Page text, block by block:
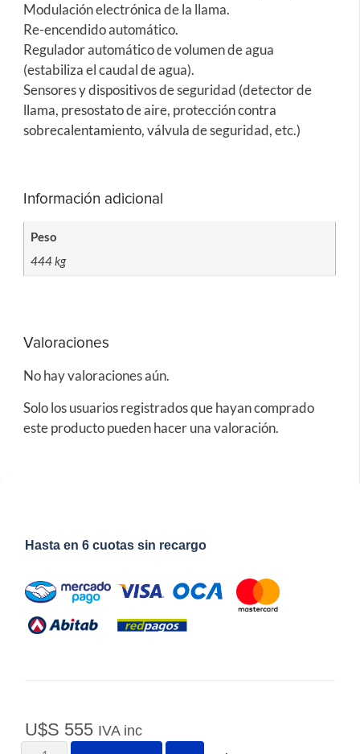
Modulación electrónica de la llama.
Re-encendido automático.
Regulador automático de volumen de agua
(estabiliza el caudal de agua).
Sensores y dispositivos de seguridad (detector de
llama, presostato de aire, protección contra
sobrecalentamiento, válvula de seguridad, etc.)
Información adicional
Peso
444 kg
Valoraciones
No hay valoraciones aún.
Solo los usuarios registrados que hayan comprado
este producto pueden hacer una valoración.
Hasta en 6 cuotas sin recargo
U$S 555 IVA inc